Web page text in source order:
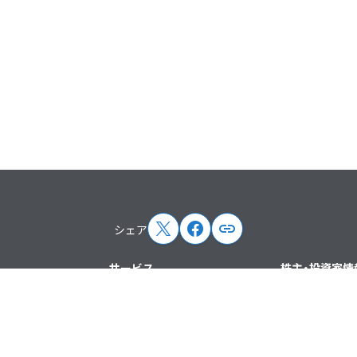
シェア
サービス
株主・投資家情